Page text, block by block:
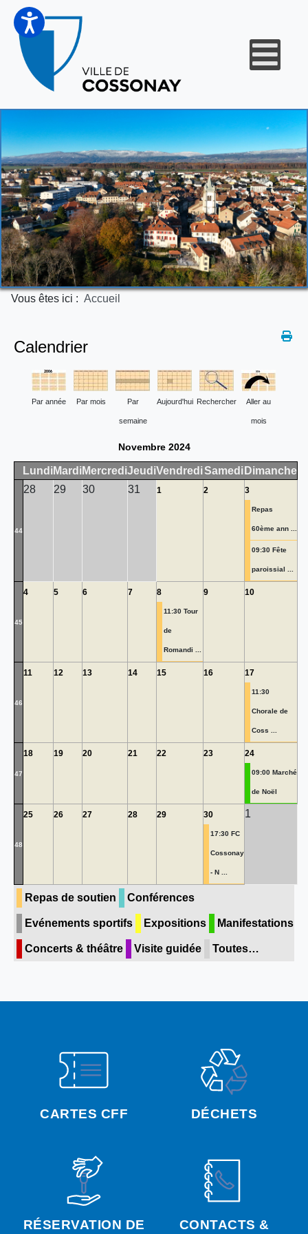
Vous êtes ici : Accueil
CARTES CFF DÉCHETS
RÉSERVATION DE CONTACTS &
Calendrier
Par année Par mois Par
semaine
Aujourd'hui Rechercher Aller au
mois
Novembre 2024
LundiMardiMercrediJeudiVendrediSamedi Dimanche
44
28 29 30 31 1 2 3
Repas
60ème ann ...
09:30 Fête
paroissial ...
45
4 5 6 7 8
11:30 Tour
de
Romandi ...
9 10
46
11 12 13 14 15 16 17
11:30
Chorale de
Coss ...
47
18 19 20 21 22 23 24
09:00 Marché
de Noël
48
25 26 27 28 29 30
17:30 FC
Cossonay
- N ...
1
Repas de soutien Conférences
Evénements sportifs Expositions Manifestations
Concerts & théâtre Visite guidée Toutes…